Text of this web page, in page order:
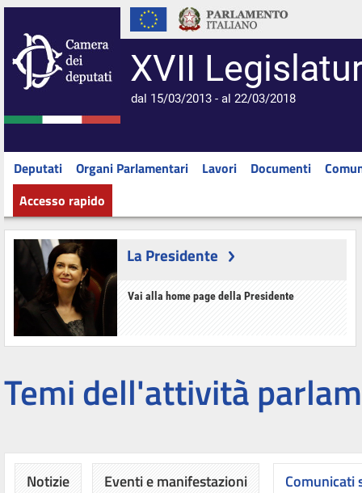
XVII
dal 15/03/2013 - al 22/03/2018
Deputati Organi Parlamentari Lavori Documenti
Accesso rapido
La Presidente
Vai alla home page della Presidente
Temi dell'attività
Notizie Eventi e manifestazioni Comunicati